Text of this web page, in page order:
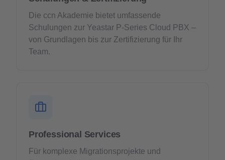
Die ccn Akademie bietet umfassende
Schulungen zur Yeastar P‑Series Cloud PBX –
von Grundlagen bis zur Zertifizierung für Ihr
Team.
Professional Services
Für komplexe Migrationsprojekte und